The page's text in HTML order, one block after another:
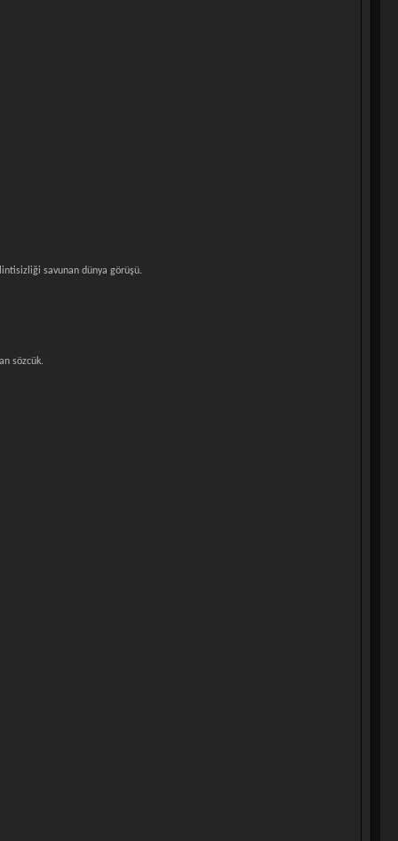
savunan dünya görüşü.
sözcük.